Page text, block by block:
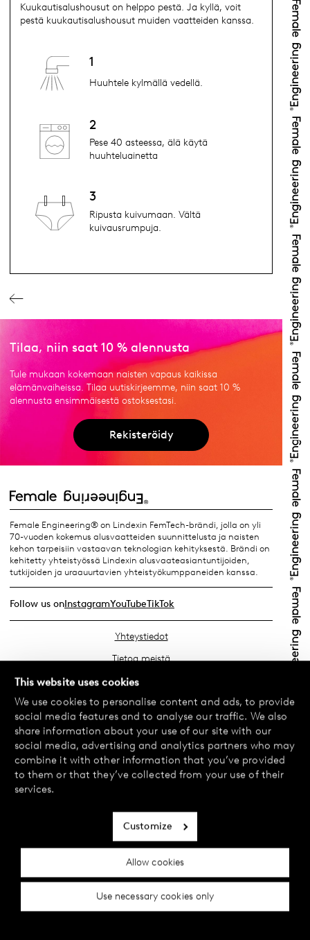
This website uses cookies
We use cookies to personalise content and ads, to provide
social media features and to analyse our traffic. We also
share information about your use of our site with our
social media, advertising and analytics partners who may
combine it with other information that you’ve provided
to them or that they’ve collected from your use of their
services.
Allow cookies
Customize
Use necessary cookies only
Kuukautisalushousut on helppo pestä. Ja kyllä, voit
pestä kuukautisalushousut muiden vaatteiden kanssa.
1
Huuhtele kylmällä vedellä.
2
Pese 40 asteessa, älä käytä
huuhteluainetta
3
Ripusta kuivumaan. Vältä
kuivausrumpuja.
Tilaa, niin saat 10 % alennusta
Tule mukaan kokemaan naisten vapaus kaikissa
elämänvaiheissa. Tilaa uutiskirjeemme, niin saat 10 %
alennusta ensimmäisestä ostoksestasi.
Rekisteröidy
Female Engineering® on Lindexin FemTech-brändi, jolla on yli
70-vuoden kokemus alusvaatteiden suunnittelusta ja naisten
kehon tarpeisiin vastaavan teknologian kehityksestä. Brändi on
kehitetty yhteistyössä Lindexin alusvaateasiantuntijoiden,
tutkijoiden ja uraauurtavien yhteistyökumppaneiden kanssa.
Follow us onInstagramYouTubeTikTok
Yhteystiedot
Tietoa meistä
Etsi lähin myymäläsi
Usein kysyttyä
Käyttöehdot
Tietosuojakäytäntö
Vaihdot ja palautukset
Evästekäytäntö
Evästeasetukset
All rights reserved.